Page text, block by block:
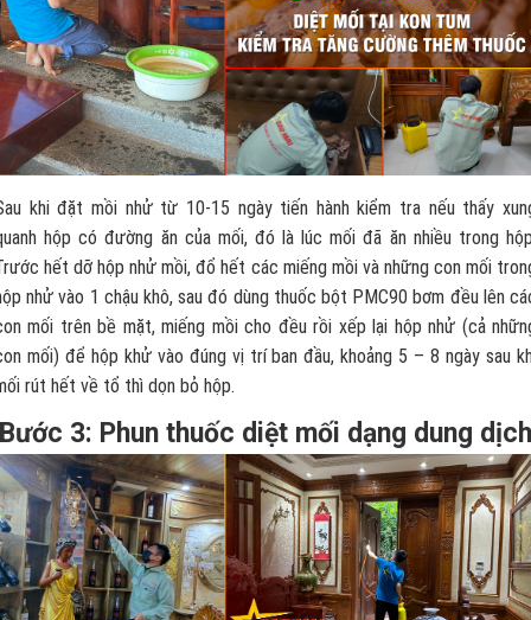
khi đặt mồi nhử từ 10-15 ngày tiến hành kiểm tra nếu thấy
hộp có đường ăn của mối, đó là lúc mối đã ăn nhiều trong
hết dỡ hộp nhử mồi, đổ hết các miếng mồi và những con mối
nhử vào 1 chậu khô, sau đó dùng thuốc bột PMC90 bơm đều lên
mối trên bề mặt, miếng mồi cho đều rồi xếp lại hộp nhử (cả
mối) để hộp khử vào đúng vị trí ban đầu, khoảng 5 – 8 ngày sau
rút hết về tổ thì dọn bỏ hộp.
Bước 3: Phun thuốc diệt mối dạng dung dịch